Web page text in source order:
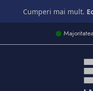
Cumperi mai mult.